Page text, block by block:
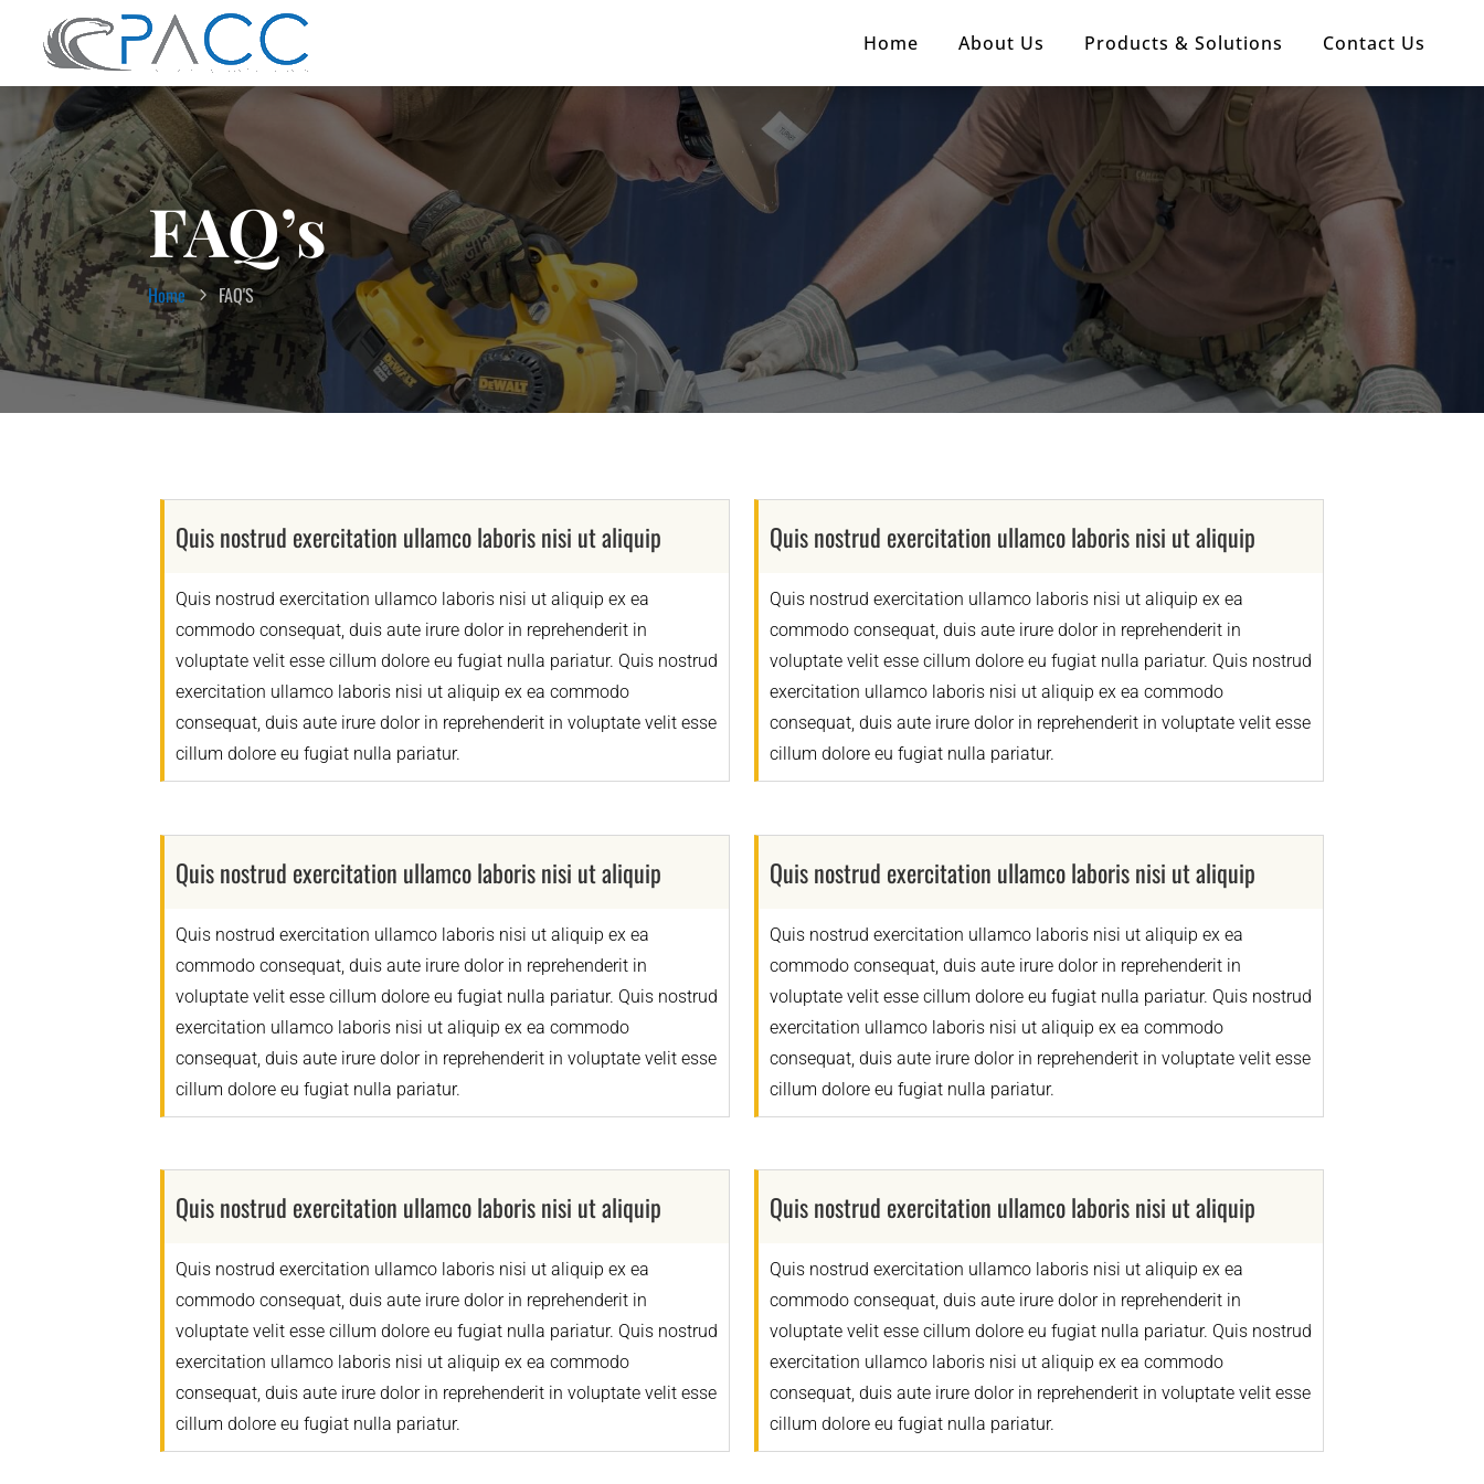
Home About Us Products & Solutions Contact Us
FAQ’s
Home FAQ'S
Quis nostrud exercitation ullamco laboris nisi ut aliquip
Quis nostrud exercitation ullamco laboris nisi ut aliquip ex ea
commodo consequat, duis aute irure dolor in reprehenderit in
voluptate velit esse cillum dolore eu fugiat nulla pariatur. Quis nostrud
exercitation ullamco laboris nisi ut aliquip ex ea commodo
consequat, duis aute irure dolor in reprehenderit in voluptate velit esse
cillum dolore eu fugiat nulla pariatur.
Quis nostrud exercitation ullamco laboris nisi ut aliquip
Quis nostrud exercitation ullamco laboris nisi ut aliquip ex ea
commodo consequat, duis aute irure dolor in reprehenderit in
voluptate velit esse cillum dolore eu fugiat nulla pariatur. Quis nostrud
exercitation ullamco laboris nisi ut aliquip ex ea commodo
consequat, duis aute irure dolor in reprehenderit in voluptate velit esse
cillum dolore eu fugiat nulla pariatur.
Quis nostrud exercitation ullamco laboris nisi ut aliquip
Quis nostrud exercitation ullamco laboris nisi ut aliquip ex ea
commodo consequat, duis aute irure dolor in reprehenderit in
voluptate velit esse cillum dolore eu fugiat nulla pariatur. Quis nostrud
exercitation ullamco laboris nisi ut aliquip ex ea commodo
consequat, duis aute irure dolor in reprehenderit in voluptate velit esse
cillum dolore eu fugiat nulla pariatur.
Quis nostrud exercitation ullamco laboris nisi ut aliquip
Quis nostrud exercitation ullamco laboris nisi ut aliquip ex ea
commodo consequat, duis aute irure dolor in reprehenderit in
voluptate velit esse cillum dolore eu fugiat nulla pariatur. Quis nostrud
exercitation ullamco laboris nisi ut aliquip ex ea commodo
consequat, duis aute irure dolor in reprehenderit in voluptate velit esse
cillum dolore eu fugiat nulla pariatur.
Quis nostrud exercitation ullamco laboris nisi ut aliquip
Quis nostrud exercitation ullamco laboris nisi ut aliquip ex ea
commodo consequat, duis aute irure dolor in reprehenderit in
voluptate velit esse cillum dolore eu fugiat nulla pariatur. Quis nostrud
exercitation ullamco laboris nisi ut aliquip ex ea commodo
consequat, duis aute irure dolor in reprehenderit in voluptate velit esse
cillum dolore eu fugiat nulla pariatur.
Quis nostrud exercitation ullamco laboris nisi ut aliquip
Quis nostrud exercitation ullamco laboris nisi ut aliquip ex ea
commodo consequat, duis aute irure dolor in reprehenderit in
voluptate velit esse cillum dolore eu fugiat nulla pariatur. Quis nostrud
exercitation ullamco laboris nisi ut aliquip ex ea commodo
consequat, duis aute irure dolor in reprehenderit in voluptate velit esse
cillum dolore eu fugiat nulla pariatur.